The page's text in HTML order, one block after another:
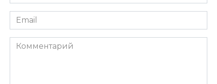
Email
*
Комментарий